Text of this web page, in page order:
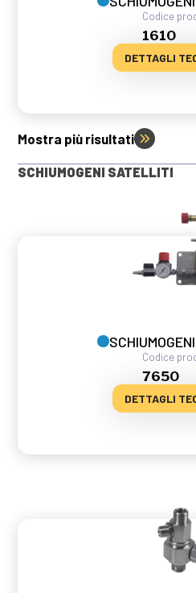
Codice
1610
DETTAGLI
Mostra più risultati
SCHIUMOGENI SATELLITI
Codice
7650
DETTAGLI